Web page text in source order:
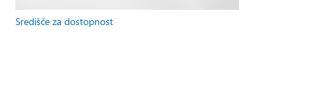
Središče za dostopnost